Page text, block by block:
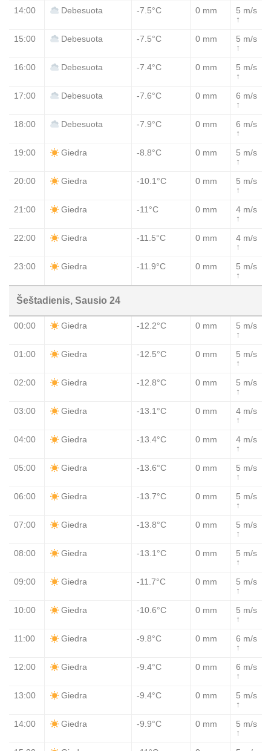
14:00 Debesuota -7.5°C 0 mm
5 m/s
↑
15:00 Debesuota -7.5°C 0 mm
5 m/s
↑
16:00 Debesuota -7.4°C 0 mm
5 m/s
↑
17:00 Debesuota -7.6°C 0 mm
6 m/s
↑
18:00 Debesuota -7.9°C 0 mm
6 m/s
↑
19:00 Giedra -8.8°C 0 mm
5 m/s
↑
20:00 Giedra -10.1°C 0 mm
5 m/s
↑
21:00 Giedra -11°C 0 mm
4 m/s
↑
22:00 Giedra -11.5°C 0 mm
4 m/s
↑
23:00 Giedra -11.9°C 0 mm
5 m/s
↑
Šeštadienis, Sausio 24
00:00 Giedra -12.2°C 0 mm
5 m/s
↑
01:00 Giedra -12.5°C 0 mm
5 m/s
↑
02:00 Giedra -12.8°C 0 mm
5 m/s
↑
03:00 Giedra -13.1°C 0 mm
4 m/s
↑
04:00 Giedra -13.4°C 0 mm
4 m/s
↑
05:00 Giedra -13.6°C 0 mm
5 m/s
↑
06:00 Giedra -13.7°C 0 mm
5 m/s
↑
07:00 Giedra -13.8°C 0 mm
5 m/s
↑
08:00 Giedra -13.1°C 0 mm
5 m/s
↑
09:00 Giedra -11.7°C 0 mm
5 m/s
↑
10:00 Giedra -10.6°C 0 mm
5 m/s
↑
11:00 Giedra -9.8°C 0 mm
6 m/s
↑
12:00 Giedra -9.4°C 0 mm
6 m/s
↑
13:00 Giedra -9.4°C 0 mm
5 m/s
↑
14:00 Giedra -9.9°C 0 mm
5 m/s
↑